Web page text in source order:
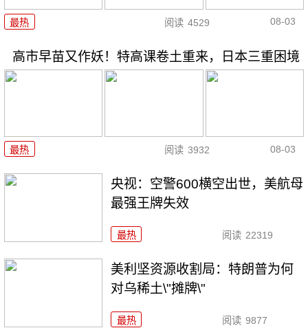
最热 阅读 4529 08-03
高市早苗又作妖！特高课卷土重来，日本三重困境
最热 阅读 3932 08-03
央视：空警600横空出世，美航母
最强王牌失效
最热 阅读 22319
美利坚资源收割局：特朗普为何
对乌稀土\"摊牌\"
最热 阅读 9877